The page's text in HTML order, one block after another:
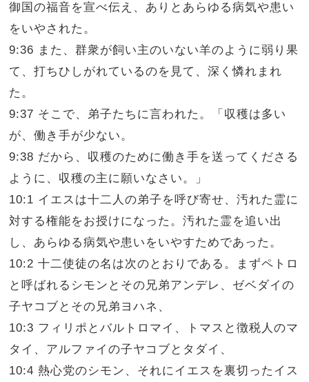
御国の福音を宣べ伝え、ありとあらゆる病気や患い
をいやされた。
9:36 また、群衆が飼い主のいない羊のように弱り果
て、打ちひしがれているのを見て、深く憐れまれ
た。
9:37 そこで、弟子たちに言われた。「収穫は多い
が、働き手が少ない。
9:38 だから、収穫のために働き手を送ってくださる
ように、収穫の主に願いなさい。」
10:1 イエスは十二人の弟子を呼び寄せ、汚れた霊に
対する権能をお授けになった。汚れた霊を追い出
し、あらゆる病気や患いをいやすためであった。
10:2 十二使徒の名は次のとおりである。まずペトロ
と呼ばれるシモンとその兄弟アンデレ、ゼベダイの
子ヤコブとその兄弟ヨハネ、
10:3 フィリポとバルトロマイ、トマスと徴税人のマ
タイ、アルファイの子ヤコブとタダイ、
10:4 熱心党のシモン、それにイエスを裏切ったイス